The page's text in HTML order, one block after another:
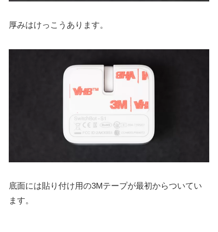
厚みはけっこうあります。
底面には貼り付け用の3Mテープが最初からついてい
ます。